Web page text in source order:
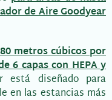
de Aire Goodyear
metros cúbicos por
6 capas con HEPA y
está diseñado para
en las estancias más